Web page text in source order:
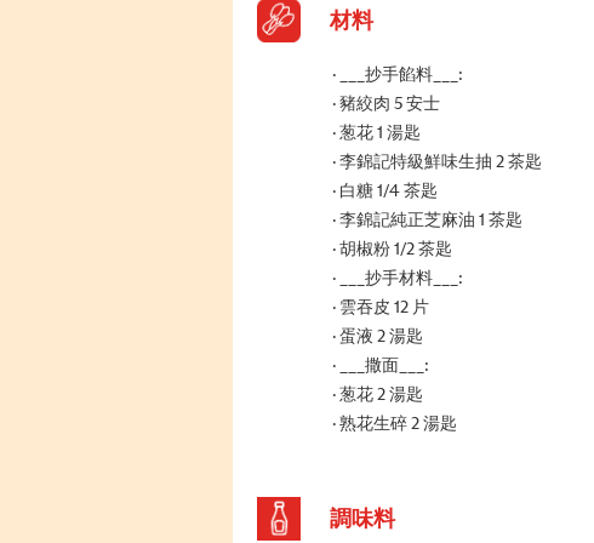
材料
___抄手餡料___:
豬絞肉 5 安士
葱花 1 湯匙
李錦記特級鮮味生抽 2 茶匙
白糖 1/4 茶匙
李錦記純正芝麻油 1 茶匙
胡椒粉 1/2 茶匙
___抄手材料___:
雲吞皮 12 片
蛋液 2 湯匙
___撒面___:
葱花 2 湯匙
熟花生碎 2 湯匙
調味料